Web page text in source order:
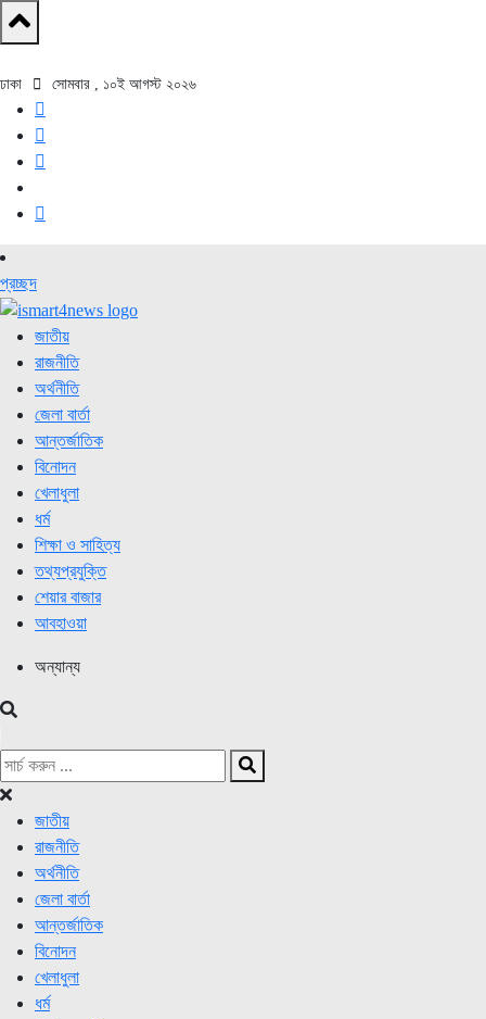
ঢাকা সোমবার , ১০ই আগস্ট ২০২৬
প্রচ্ছদ
জাতীয়
রাজনীতি
অর্থনীতি
জেলা বার্তা
আন্তর্জাতিক
বিনোদন
খেলাধুলা
ধর্ম
শিক্ষা ও সাহিত্য
তথ্যপ্রযুক্তি
শেয়ার বাজার
আবহাওয়া
অন্যান্য
জাতীয়
রাজনীতি
অর্থনীতি
জেলা বার্তা
আন্তর্জাতিক
বিনোদন
খেলাধুলা
ধর্ম